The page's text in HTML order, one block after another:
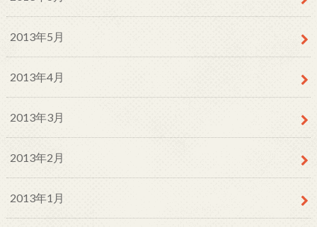
2013年5月
2013年4月
2013年3月
2013年2月
2013年1月